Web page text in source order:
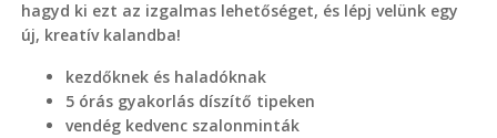
hagyd ki ezt az izgalmas lehetőséget, és lépj velünk egy
új, kreatív kalandba!
kezdőknek és haladóknak
5 órás gyakorlás díszítő tipeken
vendég kedvenc szalonminták